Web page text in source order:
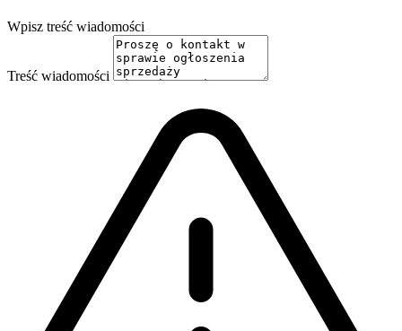
Wpisz treść wiadomości
Treść wiadomości